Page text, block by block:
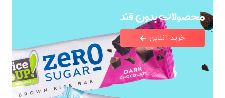
محصولات بدون قند
خرید آنلاین